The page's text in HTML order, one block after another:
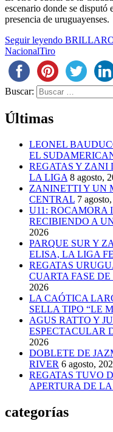
escenario donde se
presencia de uruguayenses.
Seguir leyendo
NacionalTiro
Buscar:
Últimas
LEONEL
EL
REGATAS Y ZANI
LA LIGA 8 agosto,
ZANINETTI Y UN
CENTRAL 7
U11: ROCAMORA
RECIBIENDO A
2026
PARQUE SUR Y
ELISA, LA LIGA
REGATAS
CUARTA FASE
2026
LA CAÓTICA
SELLA TIPO “LE
AGUS RATTO Y
ESPECTACULAR
2026
DOBLETE DE
RIVER 6 agosto,
REGATAS TUVO
APERTURA DE
categorías